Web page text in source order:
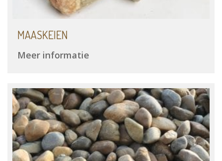
MAASKEIEN
Meer informatie